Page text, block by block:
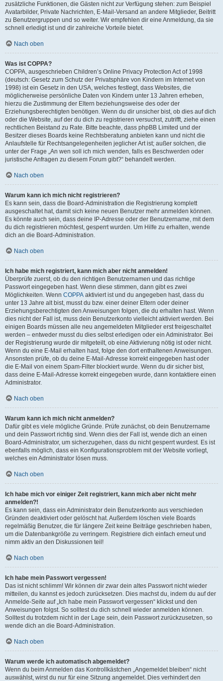
zusätzliche Funktionen, die Gästen nicht zur Verfügung stehen: zum Beispiel
Avatarbilder, Private Nachrichten, E-Mail-Versand an andere Mitglieder, Beitritt
zu Benutzergruppen und so weiter. Wir empfehlen dir eine Anmeldung, da sie
schnell erledigt ist und dir zahlreiche Vorteile bietet.
Nach oben
Was ist COPPA?
COPPA, ausgeschrieben Children’s Online Privacy Protection Act of 1998
(deutsch: Gesetz zum Schutz der Privatsphäre von Kindern im Internet von
1998) ist ein Gesetz in den USA, welches festlegt, dass Websites, die
möglicherweise persönliche Daten von Kindern unter 13 Jahren erheben,
hierzu die Zustimmung der Eltern beziehungsweise des oder der
Erziehungsberechtigten benötigen. Wenn du dir unsicher bist, ob dies auf dich
oder die Website, auf der du dich zu registrieren versuchst, zutrifft, ziehe einen
rechtlichen Beistand zu Rate. Bitte beachte, dass phpBB Limited und der
Besitzer dieses Boards keine Rechtsberatung anbieten kann und nicht die
Anlaufstelle für Rechtsangelegenheiten jeglicher Art ist; außer solchen, die
unter der Frage „An wen soll ich mich wenden, falls es Beschwerden oder
juristische Anfragen zu diesem Forum gibt?“ behandelt werden.
Nach oben
Warum kann ich mich nicht registrieren?
Es kann sein, dass die Board-Administration die Registrierung komplett
ausgeschaltet hat, damit sich keine neuen Benutzer mehr anmelden können.
Es könnte auch sein, dass deine IP-Adresse oder der Benutzername, mit dem
du dich registrieren möchtest, gesperrt wurden. Um Hilfe zu erhalten, wende
dich an die Board-Administration.
Nach oben
Ich habe mich registriert, kann mich aber nicht anmelden!
Überprüfe zuerst, ob du den richtigen Benutzernamen und das richtige
Passwort eingegeben hast. Wenn diese stimmen, dann gibt es zwei
Möglichkeiten. Wenn COPPA aktiviert ist und du angegeben hast, dass du
unter 13 Jahre alt bist, musst du bzw. einer deiner Eltern oder deiner
Erziehungsberechtigten den Anweisungen folgen, die du erhalten hast. Wenn
dies nicht der Fall ist, muss dein Benutzerkonto vielleicht aktiviert werden. Bei
einigen Boards müssen alle neu angemeldeten Mitglieder erst freigeschaltet
werden – entweder musst du dies selbst erledigen oder ein Administrator. Bei
der Registrierung wurde dir mitgeteilt, ob eine Aktivierung nötig ist oder nicht.
Wenn du eine E-Mail erhalten hast, folge den dort enthaltenen Anweisungen.
Ansonsten prüfe, ob du deine E-Mail-Adresse korrekt eingegeben hast oder
die E-Mail von einem Spam-Filter blockiert wurde. Wenn du dir sicher bist,
dass deine E-Mail-Adresse korrekt eingegeben wurde, dann kontaktiere einen
Administrator.
Nach oben
Warum kann ich mich nicht anmelden?
Dafür gibt es viele mögliche Gründe. Prüfe zunächst, ob dein Benutzername
und dein Passwort richtig sind. Wenn dies der Fall ist, wende dich an einen
Board-Administrator, um sicherzugehen, dass du nicht gesperrt wurdest. Es ist
ebenfalls möglich, dass ein Konfigurationsproblem mit der Website vorliegt,
welches ein Administrator lösen muss.
Nach oben
Ich habe mich vor einiger Zeit registriert, kann mich aber nicht mehr
anmelden?!
Es kann sein, dass ein Administrator dein Benutzerkonto aus verschieden
Gründen deaktiviert oder gelöscht hat. Außerdem löschen viele Boards
regelmäßig Benutzer, die für längere Zeit keine Beiträge geschrieben haben,
um die Datenbankgröße zu verringern. Registriere dich einfach erneut und
nimm aktiv an den Diskussionen teil!
Nach oben
Ich habe mein Passwort vergessen!
Das ist nicht schlimm! Wir können dir zwar dein altes Passwort nicht wieder
mitteilen, du kannst es jedoch zurücksetzen. Dies machst du, indem du auf der
Anmelde-Seite auf „Ich habe mein Passwort vergessen“ klickst und den
Anweisungen folgst. So solltest du dich schnell wieder anmelden können.
Solltest du trotzdem nicht in der Lage sein, dein Passwort zurückzusetzen, so
wende dich an die Board-Administration.
Nach oben
Warum werde ich automatisch abgemeldet?
Wenn du beim Anmelden das Kontrollkästchen „Angemeldet bleiben“ nicht
auswählst, wirst du nur für eine Sitzung angemeldet. Dies verhindert den